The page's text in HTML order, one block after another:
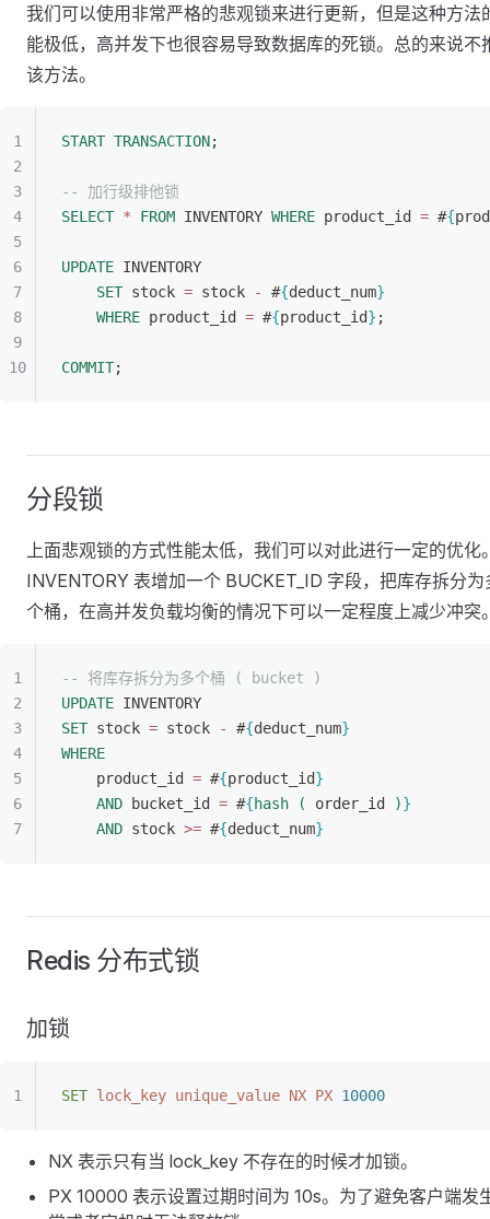
我们可以使用非常严格的悲观锁来进行更新，但是这种方法
能极低，高并发下也很容易导致数据库的死锁。总的来说不
该方法。
START TRANSACTION;
-- 加行级排他锁
SELECT * FROM INVENTORY WHERE product_id = #{
UPDATE INVENTORY
SET stock = stock - #{deduct_num}
WHERE product_id = #{product_id} ;
COMMIT;
分段锁
上面悲观锁的方式性能太低，我们可以对此进行一定的优化
INVENTORY 表增加一个 BUCKET_ID 字段，把库存拆分为
个桶，在高并发负载均衡的情况下可以一定程度上减少冲突
-- 将库存拆分为多个桶 ( bucket )
UPDATE INVENTORY
SET stock = stock - #{deduct_num}
WHERE
product_id = #{product_id}
AND bucket_id = #{hash ( order_id )}
AND stock >= #{deduct_num}
Redis 分布式锁
加锁
SET lock_key unique_value NX PX 10000
NX 表示只有当 lock_key 不存在的时候才加锁。
PX 10000 表示设置过期时间为 10s。为了避免客户端发